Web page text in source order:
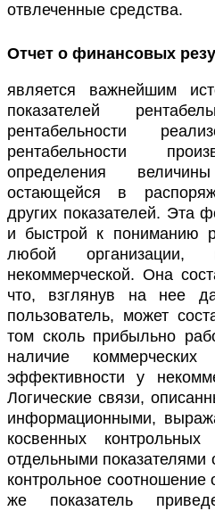
отвлеченные средства.
Отчет о финансовых
является важнейшим
показателей
рентабельности
рентабельности
определения
остающейся в
других показателей. Эта
и быстрой к пониманию
любой
некоммерческой. Она
что, взглянув на нее
пользователь, может
том сколь прибыльно
наличие
эффективности у
Логические связи,
информационными,
косвенных
отдельными
контрольное соотношение
же показатель